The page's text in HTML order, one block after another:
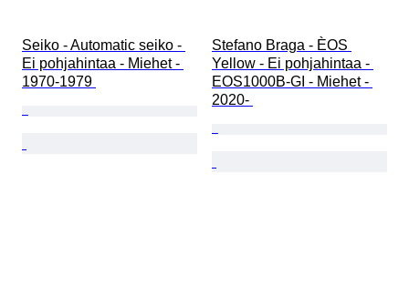
Seiko - Automatic seiko -
Ei pohjahintaa - Miehet -
1970-1979
Stefano Braga - ÈOS
Yellow - Ei pohjahintaa -
EOS1000B-GI - Miehet -
2020-